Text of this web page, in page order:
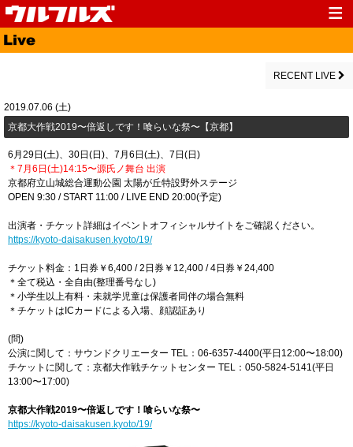
Top
Profile
Fanclub Goods
Contact
RECENT LIVE
2019.07.06 (土)
京都大作戦2019〜倍返しです！喰らいな祭〜【京都】
6月29日(土)、30日(日)、7月6日(土)、7日(日)
＊7月6日(土)14:15〜源氏ノ舞台 出演
京都府立山城総合運動公園 太陽が丘特設野外ステージ
OPEN 9:30 / START 11:00 / LIVE END 20:00(予定)
出演者・チケット詳細はイベントオフィシャルサイトをご確認ください。
https://kyoto-daisakusen.kyoto/19/
チケット料金：1日券￥6,400 / 2日券￥12,400 / 4日券￥24,400
＊全て税込・全自由(整理番号なし)
＊小学生以上有料・未就学児童は保護者同伴の場合無料
＊チケットはICカードによる入場、顔認証あり
(問)
公演に関して：サウンドクリエーター TEL：06-6357-4400(平日12:00〜18:00)
チケットに関して：京都大作戦チケットセンター TEL：050-5824-5141(平日
13:00〜17:00)
京都大作戦2019〜倍返しです！喰らいな祭〜
https://kyoto-daisakusen.kyoto/19/